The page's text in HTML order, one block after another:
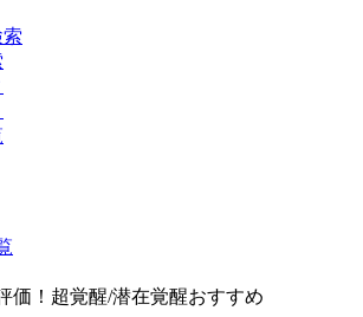
価！超覚醒/潜在覚醒おすすめ